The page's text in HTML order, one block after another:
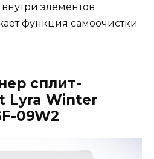
элементов
функция самоочистки
сплит-
Lyra Winter
09W2